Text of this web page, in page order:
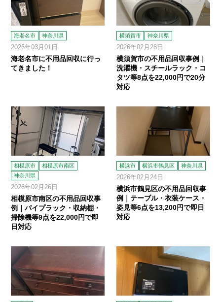
海老名市 神奈川県
2026年03月01日
海老名市に不用品回収に行っ
てきました！
横須賀市 神奈川県
2026年02月28日
横須賀市の不用品回収事例｜
洗濯機・スチールラック・コ
タツ等8点を22,000円で20分
対応
相模原市
相模原市南区
神奈川県
2026年02月26日
相模原市南区の不用品回収事
例｜パイプラック・収納棚・
掃除機等9点を22,000円で即
日対応
横浜市 横浜市鶴見区 神奈川県
2026年02月24日
横浜市鶴見区の不用品回収事
例｜テーブル・衣装ケース・
姿見等6点を13,200円で即日
対応